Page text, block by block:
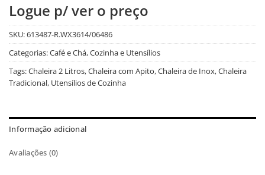
Logue p/ ver o preço
SKU:613487-R.WX3614/06486
Categorias:Café e Chá,Cozinha e Utensílios
Tags:Chaleira 2 Litros,Chaleira com Apito,Chaleira de Inox,Chaleira
Tradicional, Utensílios de Cozinha
Informação adicional
Avaliações (0)